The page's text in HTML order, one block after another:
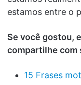
estamos entre o
Se você gostou,
compartilhe com
15 Frases